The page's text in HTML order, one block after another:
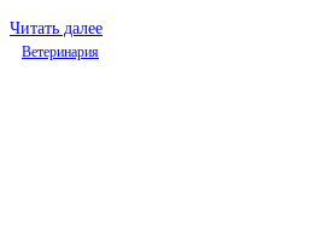
Читать далее
Ветеринария